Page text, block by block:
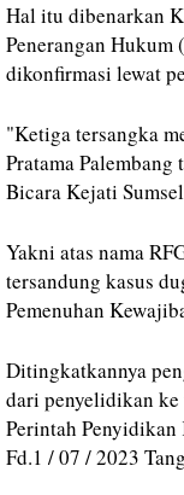
Hal itu dibenarkan
Penerangan Hukum
dikonfirmasi lewat
"Ketiga tersangka
Pratama
Bicara Kejati
Yakni atas nama
tersandung kasus
Pemenuhan
Ditingkatkannya
dari penyelidikan ke
Perintah
Fd.1 / 07 / 2023